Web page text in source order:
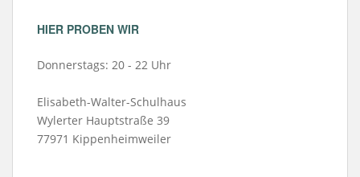
HIER PROBEN WIR
Donnerstags: 20 - 22 Uhr
Elisabeth-Walter-Schulhaus
Wylerter Hauptstraße 39
77971 Kippenheimweiler